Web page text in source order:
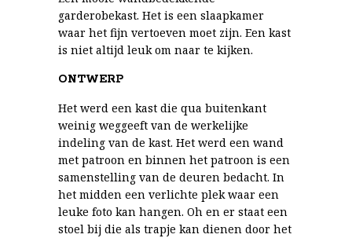
garderobekast. Het is een slaapkamer
waar het fijn vertoeven moet zijn. Een kast
is niet altijd leuk om naar te kijken.
ONTWERP
Het werd een kast die qua buitenkant
weinig weggeeft van de werkelijke
indeling van de kast. Het werd een wand
met patroon en binnen het patroon is een
samenstelling van de deuren bedacht. In
het midden een verlichte plek waar een
leuke foto kan hangen. Oh en er staat een
stoel bij die als trapje kan dienen door het